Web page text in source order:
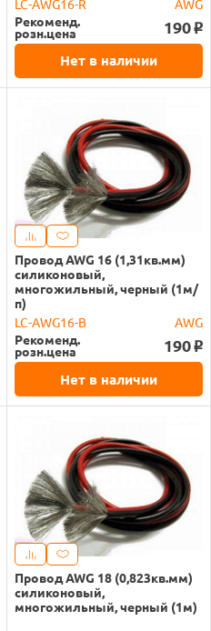
LC-AWG16-R
AWG
Рекоменд.
розн.цена 190 o
Нет в наличии
Провод AWG 16 (1,31кв.мм)
силиконовый,
многожильный, черный (1м/
п)
LC-AWG16-B
AWG
Рекоменд.
розн.цена 190 o
Нет в наличии
Провод AWG 18 (0,823кв.мм)
силиконовый,
многожильный, черный (1м)